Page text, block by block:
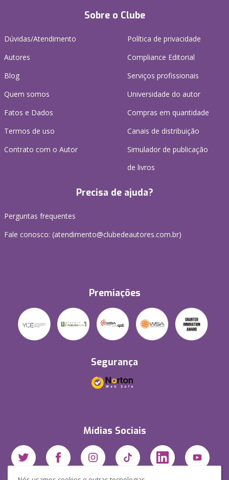
Sobre o Clube
Dúvidas/Atendimento
Autores
Blog
Quem somos
Fatos e Dados
Termos de uso
Contrato com o Autor
Política de privacidade
Compliance Editorial
Serviços profissionais
Universidade do autor
Compras em quantidade
Canais de distribuição
Simulador de publicação
de livros
Precisa de ajuda?
Perguntas frequentes
Fale conosco: (atendimento@clubedeautores.com.br)
Premiações
Segurança
Mídias Sociais